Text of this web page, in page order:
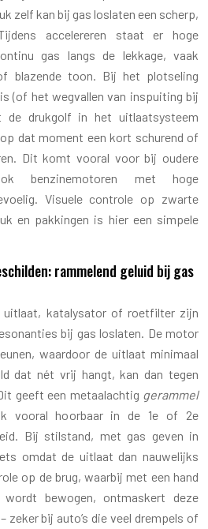
zelf kan bij gas loslaten een scherp,
accelereren staat er hoge
gas langs de lekkage, vaak
blazende toon. Bij het plotseling
(of het wegvallen van inspuiting bij
de drukgolf in het uitlaatsysteem
dat moment een kort schurend of
Dit komt vooral voor bij oudere
benzinemotoren met hoge
Visuele controle op zwarte
en pakkingen is hier een simpele
rammelend geluid bij gas
uitlaat, katalysator of roetfilter zijn
bij gas loslaten. De motor
waardoor de uitlaat minimaal
dat nét vrij hangt, kan dan tegen
geeft een metaalachtig gerammel
vooral hoorbaar in de 1e of 2e
Bij stilstand, met gas geven in
omdat de uitlaat dan nauwelijks
op de brug, waarbij met een hand
bewogen, ontmaskert deze
zeker bij auto’s die veel drempels of